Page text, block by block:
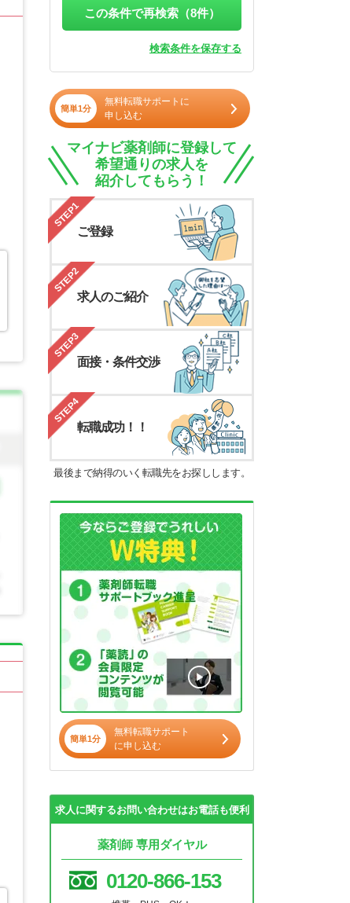
この条件で再検索（8件）
検索条件を保存する
簡単1分
無料転職サポートに
申し込む
マイナビ薬剤師に登録して
希望通りの求人を
紹介してもらう！
STEP1
ご登録
STEP2
求人のご紹介
STEP3
面接・条件交渉
STEP4
転職成功！！
最後まで納得のいく転職先をお探しします。
簡単1分
無料転職サポート
に申し込む
求人に関するお問い合わせはお電話も便利
薬剤師 専用ダイヤル
0120-866-153